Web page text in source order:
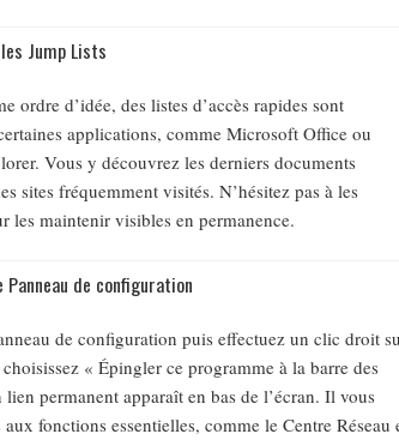
Jump Lists
ordre d’idée, des listes d’accès rapides sont
applications, comme Microsoft Office ou
Vous y découvrez les derniers documents
sites fréquemment visités. N’hésitez pas à les
les maintenir visibles en permanence.
Panneau de configuration
de configuration puis effectuez un clic droit
« Épingler ce programme à la barre des
lien permanent apparaît en bas de l’écran. Il vous
aux fonctions essentielles, comme le Centre Réseau